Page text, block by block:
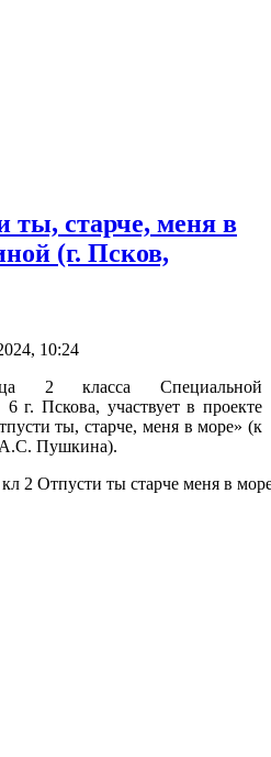
ты, старче, меня в
(г. Псков,
10:24
2 класса Специальной
Пскова, участвует в проекте
ты, старче, меня в море» (к
А.С. Пушкина).